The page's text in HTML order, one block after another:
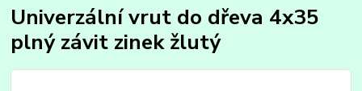
Univerzální vrut do dřeva 4x35
plný závit zinek žlutý